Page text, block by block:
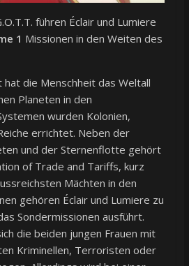
führen Éclair und Lumiere
1 Missionen in den Weiten des
die Menschheit das Weltall
Planeten in den
wurden Kolonien,
errichtet. Neben der
und der Sternenflotte gehört
of Trade and Tariffs, kurz
Mächten in den
gehören Éclair und Lumiere zu
Sondermissionen ausführt.
die beiden jungen Frauen mit
Kriminellen, Terroristen oder